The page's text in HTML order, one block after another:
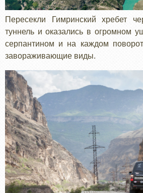
Пересекли Гимринский хребет
туннель и оказались в огромном
серпантином и на каждом
завораживающие виды.